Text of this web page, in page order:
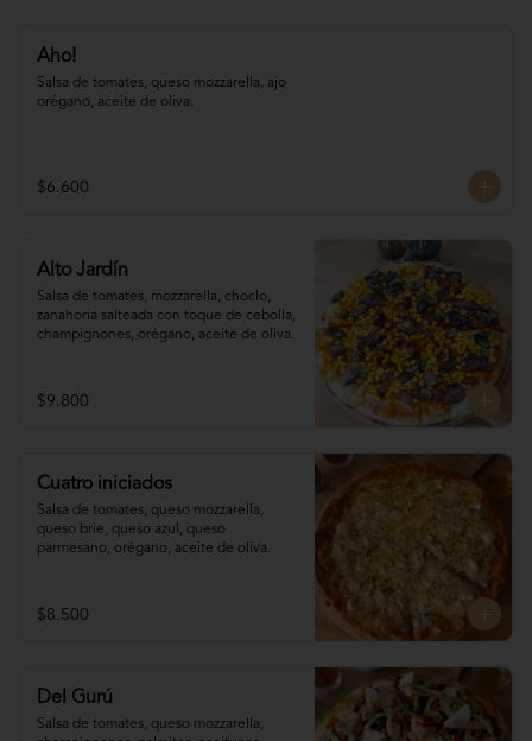
Aho!
Salsa de tomates, queso mozzarella, ajo
orégano, aceite de oliva.
$6.600
Alto Jardín
Salsa de tomates, mozzarella, choclo,
zanahoria salteada con toque de cebolla,
champignones, orégano, aceite de oliva.
$9.800
Cuatro iniciados
Salsa de tomates, queso mozzarella,
queso brie, queso azul, queso
parmesano, orégano, aceite de oliva.
$8.500
Del Gurú
Salsa de tomates, queso mozzarella,